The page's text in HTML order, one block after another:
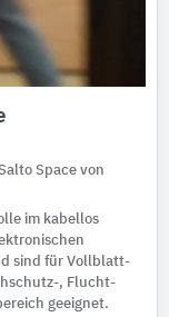
Space von
im kabellos
sind für Vollblatt-
, Flucht-
geeignet.